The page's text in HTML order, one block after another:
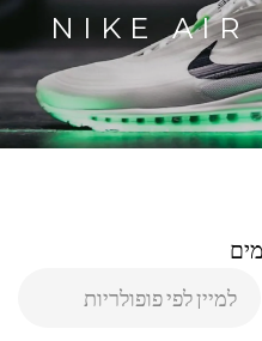
NIKE AIR